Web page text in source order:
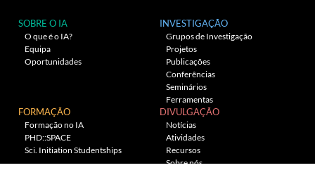
SOBRE O IA
O que é o IA?
Equipa
Oportunidades
INVESTIGAÇÃO
Grupos de Investigação
Projetos
Publicações
Conferências
Seminários
Ferramentas
FORMAÇÃO
Formação no IA
PHD::SPACE
Sci. Initiation Studentships
DIVULGAÇÃO
Notícias
Atividades
Recursos
Sobre nós